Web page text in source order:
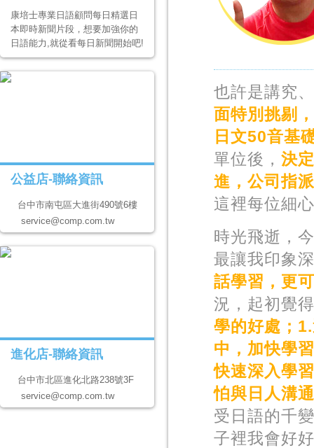
康培士專業日語顧問每日精選日
本即時新聞片段，想要加強你的
日語能力,就從看每日新聞開始吧!
公益店-聯絡資訊
台中市南屯區大進街490號6樓
service@comp.com.tw
進化店-聯絡資訊
台中市北區進化北路238號3F
service@comp.com.tw
也許是講究
面特別挑剔
日文50音基
單位後， 決
進，公司指
這裡每位細
時光飛逝，
最讓我印象
話學習，更
況，起初覺
學的好處；
中，加快學
快速深入學
怕與日人溝
受日語的千
子裡我會好